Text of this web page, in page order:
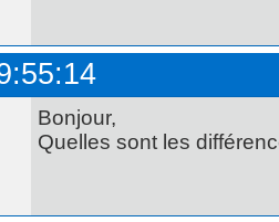
Bonjour,
Quelles sont les